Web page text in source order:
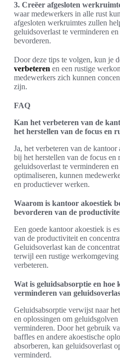
3. Creëer afgesloten
waar medewerkers in alle rust
afgesloten werkruimtes zullen
geluidsoverlast te verminderen
bevorderen.
Door deze tips te volgen, kun je
verbeteren en een rustige
medewerkers zich kunnen
zijn.
FAQ
Kan het verbeteren van de
het herstellen van de focus en
Ja, het verbeteren van de
bij het herstellen van de focus
geluidsoverlast te verminderen
optimaliseren, kunnen
en productiever werken.
Waarom is kantoor akoestiek
bevorderen van de
Een goede kantoor akoestiek is
van de productiviteit en
Geluidsoverlast kan de
terwijl een rustige werkomgeving
verbeteren.
Wat is geluidsabsorptie en hoe
verminderen van
Geluidsabsorptie verwijst naar
en oplossingen om geluidsgolven
verminderen. Door het gebruik
baffles en andere akoestische
absorberen, kan geluidsoverlast
verminderd.